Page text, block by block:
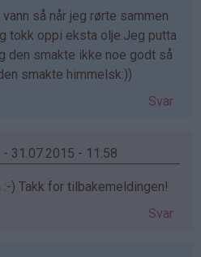
så når jeg rørte sammen
tokk oppi eksta olje.Jeg putta
den smakte ikke noe godt så
smakte himmelsk:))
Svar
31.07.2015 - 11:58
:-) Takk for tilbakemeldingen!
Svar